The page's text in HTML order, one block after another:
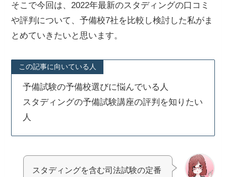
そこで今回は、2022年最新のスタディングの口コミ
や評判について、予備校7社を比較し検討した私がま
とめていきたいと思います。
この記事に向いている人
予備試験の予備校選びに悩んでいる人
スタディングの予備試験講座の評判を知りたい
人
スタディングを含む司法試験の定番